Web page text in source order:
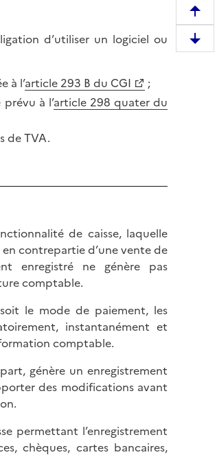
d’utiliser un logiciel ou
à l’article 293 B du CGI
;
à l’article 298 quater du
de TVA.
de caisse, laquelle
contrepartie d’une vente de
enregistré ne génère pas
comptable.
le mode de paiement, les
instantanément et
comptable.
génère un enregistrement
des modifications avant
permettant l’enregistrement
chèques, cartes bancaires,
e
m
D